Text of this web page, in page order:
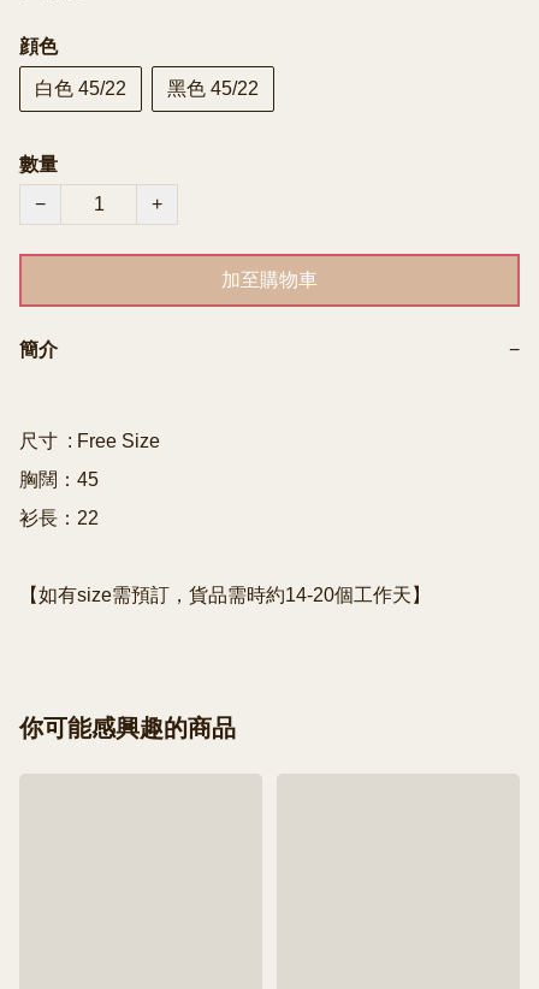
顔色
白色 45/22 黑色 45/22
數量
−
+
加至購物車
簡介 −
尺寸  : Free Size
胸闊：45
衫長：22
你可能感興趣的商品